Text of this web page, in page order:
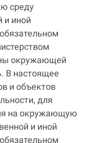
среду
и иной
окружающей
В настоящее
и объектов
для
на окружающую
и иной